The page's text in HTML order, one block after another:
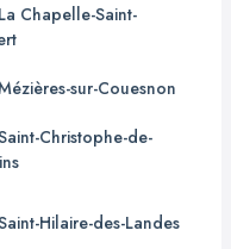
La Chapelle-Saint-
sur-Couesnon
Christophe-de-
Hilaire-des-Landes